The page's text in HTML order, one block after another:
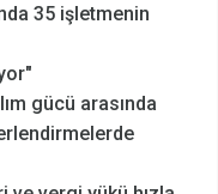
35 işletmenin
gücü arasında